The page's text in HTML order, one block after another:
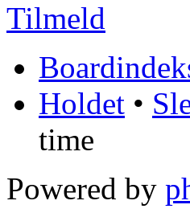
Tilmeld
Holdet •
time
Powered by